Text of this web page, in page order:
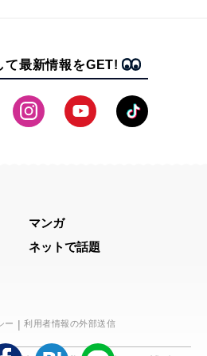
て最新情報をGET!
マンガ
ネットで話題
ー 利用者情報の外部送信